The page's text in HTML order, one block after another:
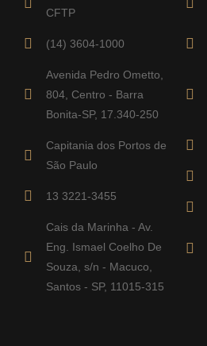
CFTP
(14) 3604-1000
Avenida Pedro Ometto,
804, Centro - Barra
Bonita-SP, 17.340-250
Capitania dos Portos de
São Paulo
13 3221-3455
Cais da Marinha - Av.
Eng. Ismael Coelho De
Souza, s/n - Macuco,
Santos - SP, 11015-315